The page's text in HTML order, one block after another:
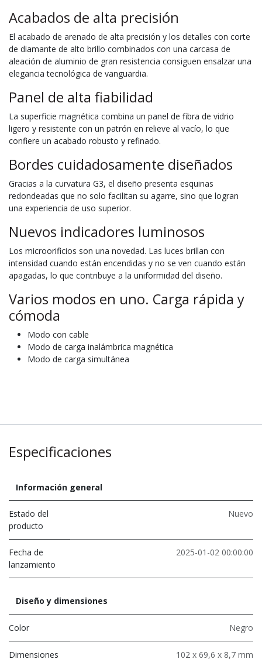
Acabados de alta precisión
El acabado de arenado de alta precisión y los detalles con corte
de diamante de alto brillo combinados con una carcasa de
aleación de aluminio de gran resistencia consiguen ensalzar una
elegancia tecnológica de vanguardia.
Panel de alta fiabilidad
La superficie magnética combina un panel de fibra de vidrio
ligero y resistente con un patrón en relieve al vacío, lo que
confiere un acabado robusto y refinado.
Bordes cuidadosamente diseñados
Gracias a la curvatura G3, el diseño presenta esquinas
redondeadas que no solo facilitan su agarre, sino que logran
una experiencia de uso superior.
Nuevos indicadores luminosos
Los microorificios son una novedad. Las luces brillan con
intensidad cuando están encendidas y no se ven cuando están
apagadas, lo que contribuye a la uniformidad del diseño.
Varios modos en uno. Carga rápida y
cómoda
Modo con cable
Modo de carga inalámbrica magnética
Modo de carga simultánea
Especificaciones
Información general
Estado del
producto
Nuevo
Fecha de
lanzamiento
2025-01-02 00:00:00
Diseño y dimensiones
Color Negro
Dimensiones 102 x 69,6 x 8,7 mm